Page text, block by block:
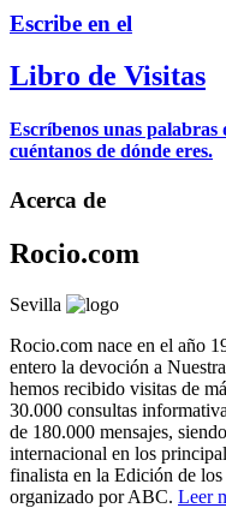
Escribe en el
Libro de Visitas
Escríbenos unas palabras
cuéntanos de dónde eres.
Acerca de
Rocio.com
Sevilla
Rocio.com nace en el año
entero la devoción a
hemos recibido visitas de
30.000 consultas
de 180.000 mensajes,
internacional en los
finalista en la Edición de
organizado por ABC. Leer